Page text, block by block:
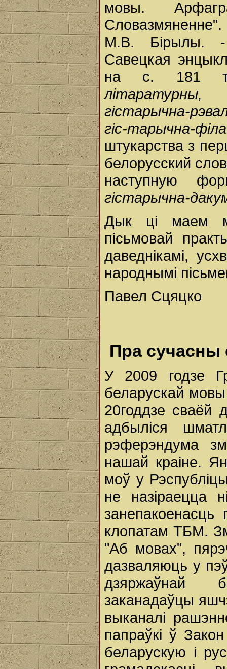
мовы.
М.В. Бірылы. -
Савецкая
на с. 181
літаратурны,
гістарычна-
гіс-тарычна-
штукарства з
белорусский
наступную
гістарычна-
Дык ці маем
пісьмовай
даведнікамі,
народнымі
Павел Сцяцко
Пра сучасны
У 2009 годзе
беларускай
20годдзе сваёй
адбыліся
рэферэндума
нашай краіне.
моў у
не назіраецца
клопатам ТБМ.
"Аб мовах",
дазваляюць у
дзяржаўнай
заканадаўцы
выканалі
папраўкі ў
беларускую і